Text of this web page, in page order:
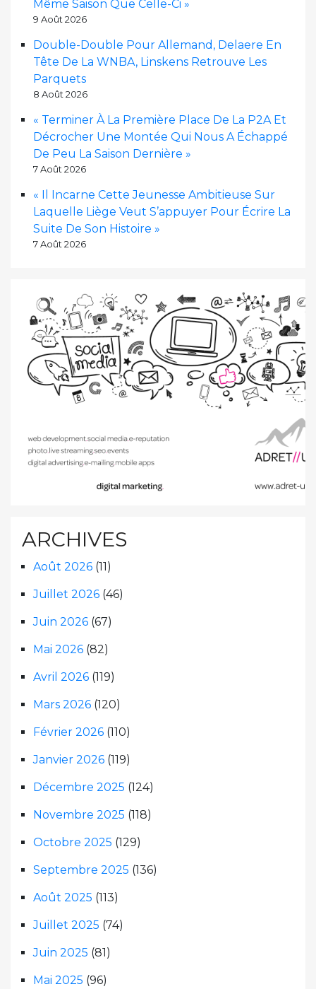
Même Saison Que Celle-Ci »
9 Août 2026
Double-Double Pour Allemand, Delaere En
Tête De La WNBA, Linskens Retrouve Les
Parquets
8 Août 2026
« Terminer À La Première Place De La P2A Et
Décrocher Une Montée Qui Nous A Échappé
De Peu La Saison Dernière »
7 Août 2026
« Il Incarne Cette Jeunesse Ambitieuse Sur
Laquelle Liège Veut S’appuyer Pour Écrire La
Suite De Son Histoire »
7 Août 2026
ARCHIVES
Août 2026 (11)
Juillet 2026 (46)
Juin 2026 (67)
Mai 2026 (82)
Avril 2026 (119)
Mars 2026 (120)
Février 2026 (110)
Janvier 2026 (119)
Décembre 2025 (124)
Novembre 2025 (118)
Octobre 2025 (129)
Septembre 2025 (136)
Août 2025 (113)
Juillet 2025 (74)
Juin 2025 (81)
Mai 2025 (96)